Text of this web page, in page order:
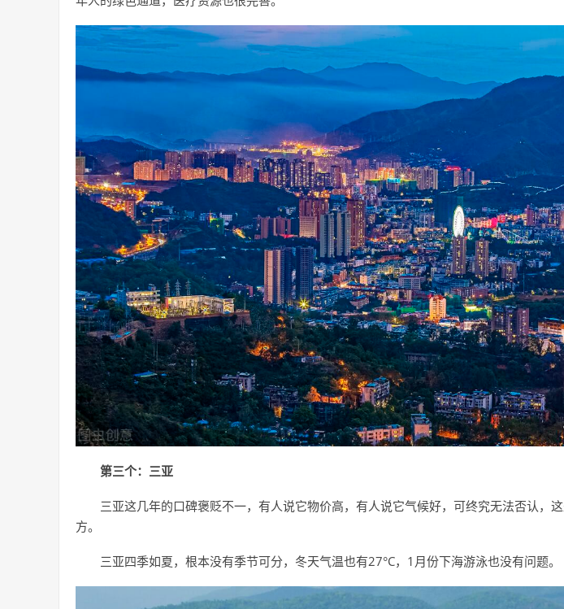
第三个：三亚
三亚这几年的口碑褒贬不一，有人说它物价高，有人说它气候好，可终究无法否认，
方。
三亚四季如夏，根本没有季节可分，冬天气温也有27°C，1月份下海游泳也没有问题。